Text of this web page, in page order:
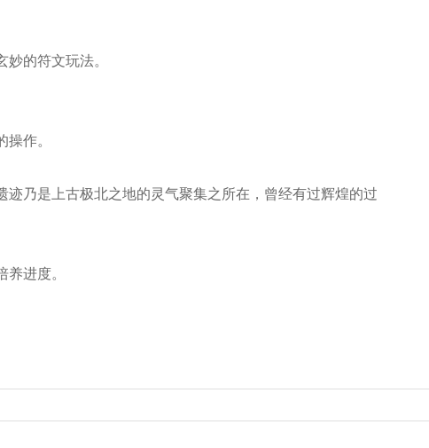
的符文玩法。
作。
乃是上古极北之地的灵气聚集之所在，曾经有过辉煌的过
进度。